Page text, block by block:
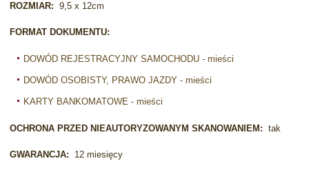
ROZMIAR: 9,5 x 12cm
FORMAT DOKUMENTU:
DOWÓD REJESTRACYJNY SAMOCHODU - mieści
DOWÓD OSOBISTY, PRAWO JAZDY - mieści
KARTY BANKOMATOWE - mieści
OCHRONA PRZED NIEAUTORYZOWANYM SKANOWANIEM:tak
GWARANCJA: 12 miesięcy